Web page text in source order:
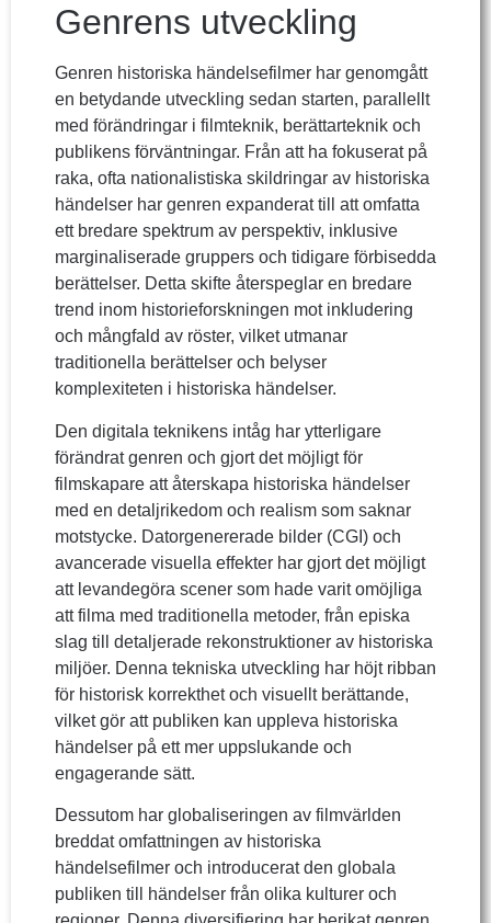
Genrens utveckling
Genren historiska händelsefilmer har genomgått
en betydande utveckling sedan starten, parallellt
med förändringar i filmteknik, berättarteknik och
publikens förväntningar. Från att ha fokuserat på
raka, ofta nationalistiska skildringar av historiska
händelser har genren expanderat till att omfatta
ett bredare spektrum av perspektiv, inklusive
marginaliserade gruppers och tidigare förbisedda
berättelser. Detta skifte återspeglar en bredare
trend inom historieforskningen mot inkludering
och mångfald av röster, vilket utmanar
traditionella berättelser och belyser
komplexiteten i historiska händelser.
Den digitala teknikens intåg har ytterligare
förändrat genren och gjort det möjligt för
filmskapare att återskapa historiska händelser
med en detaljrikedom och realism som saknar
motstycke. Datorgenererade bilder (CGI) och
avancerade visuella effekter har gjort det möjligt
att levandegöra scener som hade varit omöjliga
att filma med traditionella metoder, från episka
slag till detaljerade rekonstruktioner av historiska
miljöer. Denna tekniska utveckling har höjt ribban
för historisk korrekthet och visuellt berättande,
vilket gör att publiken kan uppleva historiska
händelser på ett mer uppslukande och
engagerande sätt.
Dessutom har globaliseringen av filmvärlden
breddat omfattningen av historiska
händelsefilmer och introducerat den globala
publiken till händelser från olika kulturer och